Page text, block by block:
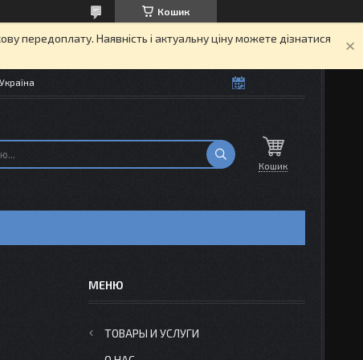
Кошик
передоплату. Наявність і актуальну ціну можете дізнатися
Кошик
ТОВАРЫ И УСЛУГИ